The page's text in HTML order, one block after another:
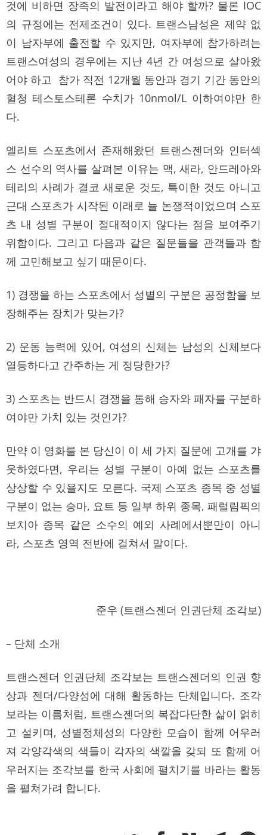
것에 비하면 장족의 발전이라고 해야 할까? 물론 IOC
의 규정에는 전제조건이 있다. 트랜스남성은 제약 없
이 남자부에 출전할 수 있지만, 여자부에 참가하려는
트랜스여성의 경우에는 지난 4년 간 여성으로 살아왔
어야 하고 참가 직전 12개월 동안과 경기 기간 동안의
혈청 테스토스테론 수치가 10nmol/L 이하여야만 한
다.
엘리트 스포츠에서 존재해왔던 트랜스젠더와 인터섹
스 선수의 역사를 살펴본 이유는 맥, 새라, 안드레아와
테리의 사례가 결코 새로운 것도, 특이한 것도 아니고
근대 스포츠가 시작된 이래로 늘 논쟁적이었으며 스포
츠 내 성별 구분이 절대적이지 않다는 점을 보여주기
위함이다. 그리고 다음과 같은 질문들을 관객들과 함
께 고민해보고 싶기 때문이다.
1) 경쟁을 하는 스포츠에서 성별의 구분은 공정함을 보
장해주는 장치가 맞는가?
2) 운동 능력에 있어, 여성의 신체는 남성의 신체보다
열등하다고 간주하는 게 정당한가?
3) 스포츠는 반드시 경쟁을 통해 승자와 패자를 구분하
여야만 가치 있는 것인가?
만약 이 영화를 본 당신이 이 세 가지 질문에 고개를 갸
웃하였다면, 우리는 성별 구분이 아예 없는 스포츠를
상상할 수 있을지도 모른다. 국제 스포츠 종목 중 성별
구분이 없는 승마, 요트 등 일부 하위 종목, 패럴림픽의
보치아 종목 같은 소수의 예외 사례에서뿐만이 아니
라, 스포츠 영역 전반에 걸쳐서 말이다.
준우 (트랜스젠더 인권단체 조각보)
– 단체 소개
트랜스젠더 인권단체 조각보는 트랜스젠더의 인권 향
상과 젠더/다양성에 대해 활동하는 단체입니다. 조각
보라는 이름처럼, 트랜스젠더의 복잡다단한 삶이 얽히
고 설키며, 성별정체성의 다양한 모습이 함께 어우러
져 각양각색의 색들이 각자의 색깔을 갖되 또 함께 어
우러지는 조각보를 한국 사회에 펼치기를 바라는 활동
을 펼쳐가려 합니다.